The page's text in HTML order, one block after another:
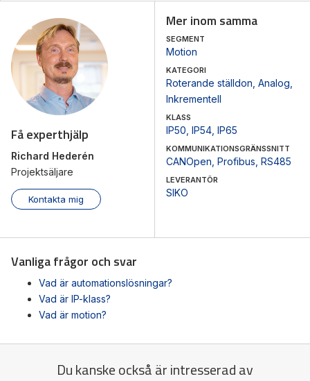
Få experthjälp
Richard Hederén
Projektsäljare
Kontakta mig
Mer inom samma
SEGMENT
Motion
KATEGORI
Roterande ställdon Analog
Inkrementell
KLASS
IP50 IP54 IP65
KOMMUNIKATIONSGRÄNSSNITT
CANOpen Profibus RS485
LEVERANTÖR
SIKO
Vanliga frågor och svar
Vad är automationslösningar?
Vad är IP-klass?
Vad är motion?
Du kanske också är intresserad av